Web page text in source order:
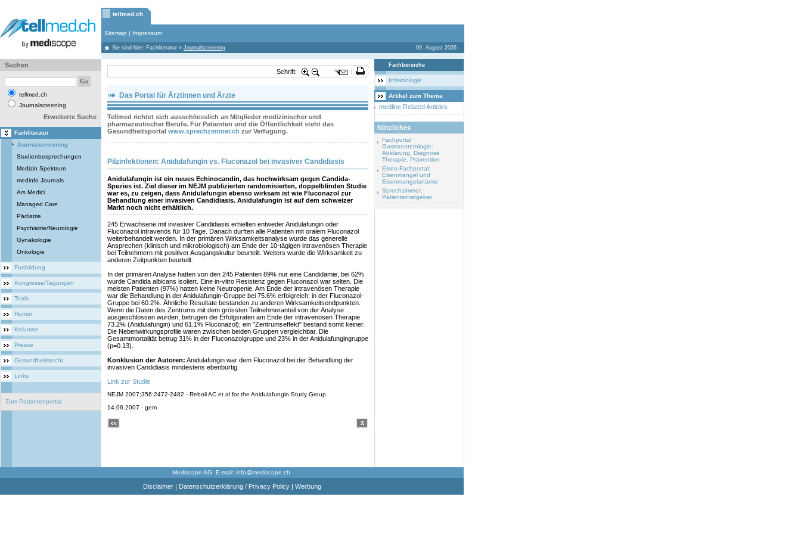
tellmed.ch
Sitemap | Impressum
Sie sind hier: Fachliteratur » Journalscreening 09. August 2026
Suchen
tellmed.ch
Journalscreening
Erweiterte Suche
Fachliteratur
Journalscreening
Studienbesprechungen
Medizin Spektrum
medinfo Journals
Ars Medici
Managed Care
Pädiatrie
Psychiatrie/Neurologie
Gynäkologie
Onkologie
Fortbildung
Kongresse/Tagungen
Tools
Humor
Kolumne
Presse
Gesundheitsrecht
Links
Zum Patientenportal
Schrift:
Das Portal für Ärztinnen und Ärzte
Tellmed richtet sich ausschliesslich an Mitglieder medizinischer und
pharmazeutischer Berufe. Für Patienten und die Öffentlichkeit steht das
Gesundheitsportal www.sprechzimmer.ch zur Verfügung.
Pilzinfektionen: Anidulafungin vs. Fluconazol bei invasiver Candidiasis
Anidulafungin ist ein neues Echinocandin, das hochwirksam gegen Candida-
Spezies ist. Ziel dieser im NEJM publizierten randomisierten, doppelblinden Studie
war es, zu zeigen, dass Anidulafungin ebenso wirksam ist wie Fluconazol zur
Behandlung einer invasiven Candidiasis. Anidulafungin ist auf dem schweizer
Markt noch nicht erhältlich.
245 Erwachsene mit invasiver Candidiasis erhielten entweder Anidulafungin oder
Fluconazol intravenös für 10 Tage. Danach durften alle Patienten mit oralem Fluconazol
weiterbehandelt werden. In der primären Wirksamkeitsanalyse wurde das generelle
Ansprechen (klinisch und mikrobiologisch) am Ende der 10-tägigen intravenösen Therapie
bei Teilnehmern mit positiver Ausgangskultur beurteilt. Weiters wurde die Wirksamkeit zu
anderen Zeitpunkten beurteilt.
In der primären Analyse hatten von den 245 Patienten 89% nur eine Candidämie, bei 62%
wurde Candida albicans isoliert. Eine in-vitro Resistenz gegen Fluconazol war selten. Die
meisten Patienten (97%) hatten keine Neutropenie. Am Ende der intravenösen Therapie
war die Behandlung in der Anidulafungin-Gruppe bei 75.6% erfolgreich; in der Fluconazol-
Gruppe bei 60.2%. Ähnliche Resultate bestanden zu anderen Wirksamkeitsendpunkten.
Wenn die Daten des Zentrums mit dem grössten Teilnehmeranteil von der Analyse
ausgeschlossen wurden, betrugen die Erfolgsraten am Ende der intravenösen Therapie
73.2% (Anidulafungin) und 61.1% Fluconazol); ein "Zentrumseffekt" bestand somit keiner.
Die Nebenwirkungsprofile waren zwischen beiden Gruppen vergleichbar. Die
Gesamtmortalität betrug 31% in der Fluconazolgruppe und 23% in der Anidulafungingruppe
(p=0.13).
Konklusion der Autoren: Anidulafungin war dem Fluconazol bei der Behandlung der
invasiven Candidiasis mindestens ebenbürtig.
Link zur Studie
NEJM 2007;356:2472-2482 - Reboli AC et al for the Anidulafungin Study Group
14.06.2007 - gem
Fachbereiche
Infektiologie
Artikel zum Thema
medline Related Articles
Nützliches
Fachportal
Gastroenterologie:
Abklärung, Diagnose
Therapie, Prävention
Eisen-Fachportal:
Eisenmangel und
Eisenmangelanämie
Sprechzimmer:
Patientenratgeber
Mediscope AG E-mail: info@mediscope.ch
Disclaimer| Datenschutzerklärung / Privacy Policy| Werbung